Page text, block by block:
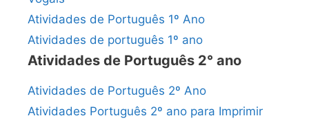
Atividades de Português 1º Ano
Atividades de português 1º ano
Atividades de Português 2° ano
Atividades de Português 2º Ano
Atividades Português 2º ano para Imprimir